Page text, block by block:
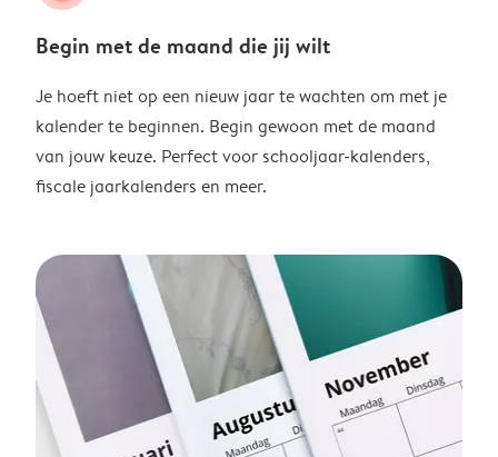
Begin met de maand die jij wilt
Je hoeft niet op een nieuw jaar te wachten om met je
kalender te beginnen. Begin gewoon met de maand
van jouw keuze. Perfect voor schooljaar-kalenders,
fiscale jaarkalenders en meer.